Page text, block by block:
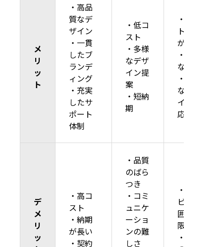
メ
リ
ッ
ト
・高品
質なデ
ザイン
・一貫
したブ
ランデ
ィング
・充実
したサ
ポート
体制
・低コ
スト
・多様
なデザ
イン提
案
・短納
期
・コス
ト予測
が容易
・迅速
な対応
・多様
なデザ
イン対
応
デ
メ
リ
ッ
・高コ
スト
・納期
が長い
・契約
・品質
のばら
つき
・コミ
ュニケ
ーショ
ンの難
しさ
・サー
ビス範
囲の制
限
・品質